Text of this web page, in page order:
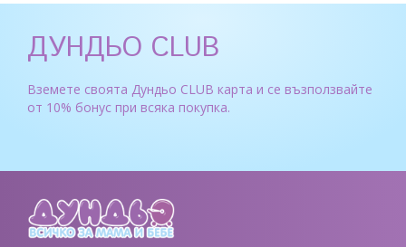
ДУНДЬО CLUB
Вземете своята Дундьо CLUB карта и се възползвайте
от 10% бонус при всяка покупка.